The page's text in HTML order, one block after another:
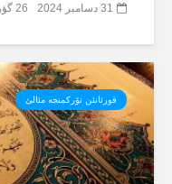
31 دسامبر 2024 26 گؤرۆنتۆلنمە
قورئانئن تۆرکمنجە مئالئ